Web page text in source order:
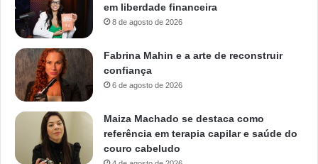
em liberdade financeira
8 de agosto de 2026
Fabrina Mahin e a arte de reconstruir
confiança
6 de agosto de 2026
Maiza Machado se destaca como
referência em terapia capilar e saúde do
couro cabeludo